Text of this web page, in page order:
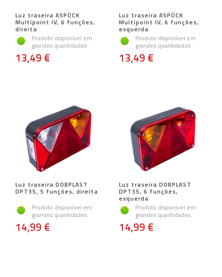
Luz traseira ASPÖCK
Multipoint IV, 6 funções,
direita
Produto disponível em
grandes quantidades
13,49 €
Luz traseira ASPÖCK
Multipoint IV, 6 funções,
esquerda
Produto disponível em
grandes quantidades
13,49 €
Luz traseira DOBPLAST
DPT35, 5 funções, direita
Produto disponível em
grandes quantidades
14,99 €
Luz traseira DOBPLAST
DPT35, 6 funções,
esquerda
Produto disponível em
grandes quantidades
14,99 €